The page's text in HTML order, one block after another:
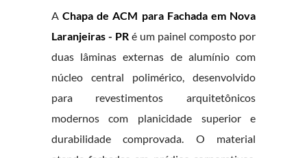
A Chapa de ACM para Fachada em Nova
Laranjeiras - PRé um painel composto por
duas lâminas externas de alumínio com
núcleo central polimérico, desenvolvido
para revestimentos arquitetônicos
modernos com planicidade superior e
durabilidade comprovada. O material